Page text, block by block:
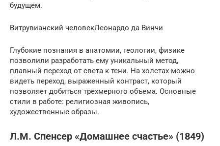
будущем.
Витрувианский человекЛеонардо да Винчи
Глубокие познания в анатомии, геологии, физике
позволили разработать ему уникальный метод,
плавный переход от света к тени. На холстах можно
видеть переход, выраженный контраст, который
позволяет добиться трехмерного объема. Основные
стили в работе: религиозная живопись,
художественные образы.
Л.М. Спенсер «Домашнее счастье» (1849)